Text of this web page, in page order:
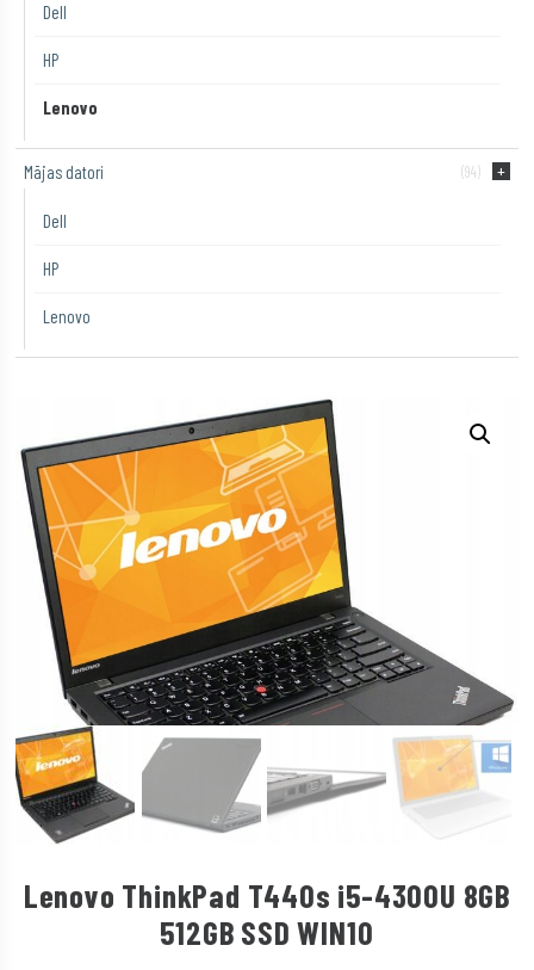
Dell
HP
Lenovo
Mājas datori (94)
Dell
HP
Lenovo
Lenovo ThinkPad T440s i5-4300U 8GB
512GB SSD WIN10